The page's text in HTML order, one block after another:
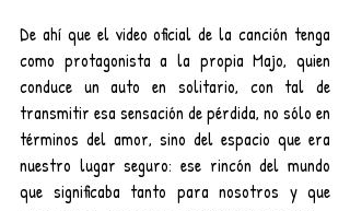
De ahí que el video oficial de la canción tenga
como protagonista a la propia Majo, quien
conduce un auto en solitario, con tal de
transmitir esa sensación de pérdida, no sólo en
términos del amor, sino del espacio que era
nuestro lugar seguro: ese rincón del mundo
que significaba tanto para nosotros y que